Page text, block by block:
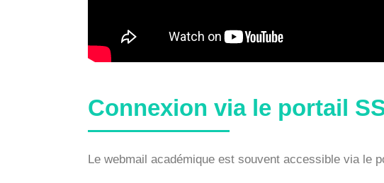
Connexion via le portail
Le webmail académique est souvent accessible via le